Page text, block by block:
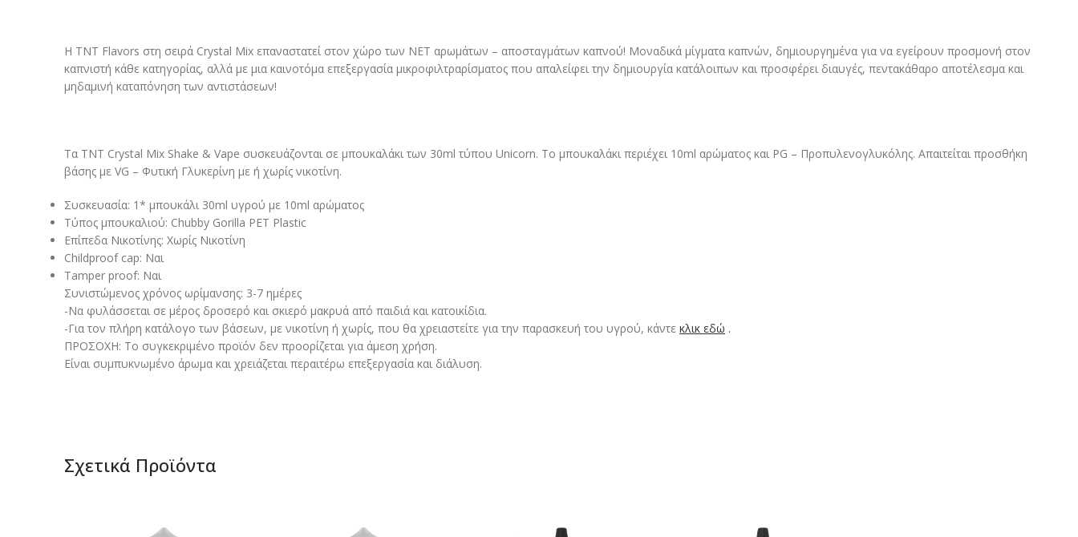
H TNT Flavors στη σειρά Crystal Mix επαναστατεί στον χώρο των NET αρωμάτων – αποσταγμάτων καπνού! Μοναδικά μίγματα καπνών, δημιουργημένα για να εγείρουν προσμονή στον
καπνιστή κάθε κατηγορίας, αλλά με μια καινοτόμα επεξεργασία μικροφιλτραρίσματος που απαλείφει την δημιουργία κατάλοιπων και προσφέρει διαυγές, πεντακάθαρο αποτέλεσμα και
μηδαμινή καταπόνηση των αντιστάσεων!
Τα TNT Crystal Mix Shake & Vape συσκευάζονται σε μπουκαλάκι των 30ml τύπου Unicorn. Το μπουκαλάκι περιέχει 10ml αρώματος και PG – Προπυλενογλυκόλης. Απαιτείται προσθήκη
βάσης με VG – Φυτική Γλυκερίνη με ή χωρίς νικοτίνη.
Συσκευασία: 1* μπουκάλι 30ml υγρού με 10ml αρώματος
Τύπος μπουκαλιού: Chubby Gorilla PET Plastic
Επίπεδα Νικοτίνης: Χωρίς Νικοτίνη
Childproof cap: Ναι
Tamper proof: Ναι
Συνιστώμενος χρόνος ωρίμανσης: 3-7 ημέρες
-Να φυλάσσεται σε μέρος δροσερό και σκιερό μακρυά από παιδιά και κατοικίδια.
-Για τον πλήρη κατάλογο των βάσεων, με νικοτίνη ή χωρίς, που θα χρειαστείτε για την παρασκευή του υγρού, κάντε κλικ εδώ .
ΠΡΟΣΟΧΗ: Το συγκεκριμένο προϊόν δεν προορίζεται για άμεση χρήση.
Είναι συμπυκνωμένο άρωμα και χρειάζεται περαιτέρω επεξεργασία και διάλυση.
Σχετικά Προϊόντα